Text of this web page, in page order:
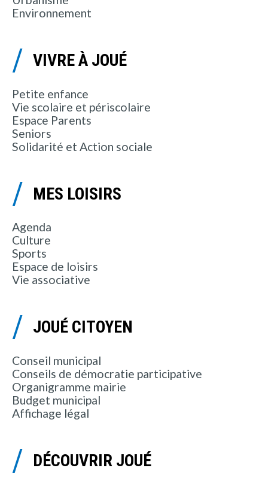
Environnement
VIVRE À JOUÉ
Petite enfance
Vie scolaire et périscolaire
Espace Parents
Seniors
Solidarité et Action sociale
MES LOISIRS
Agenda
Culture
Sports
Espace de loisirs
Vie associative
JOUÉ CITOYEN
Conseil municipal
Conseils de démocratie participative
Organigramme mairie
Budget municipal
Affichage légal
DÉCOUVRIR JOUÉ